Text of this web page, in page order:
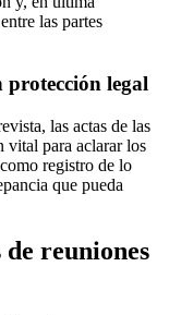
las partes
protección legal
las actas de las
vital para aclarar los
registro de lo
que pueda
de reuniones